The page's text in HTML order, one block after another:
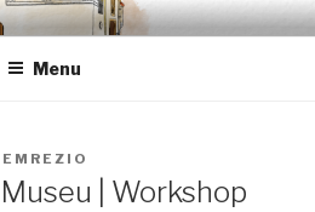
Menu
EMREZIO
| Workshop